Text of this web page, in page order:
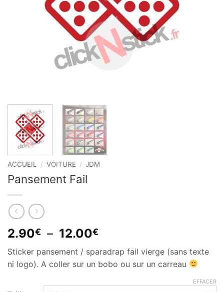
ACCUEIL / VOITURE / JDM
Pansement Fail
2.90€ – 12.00€Plage
prix :
2.90€
Sticker pansement / sparadrap fail vierge (sans texte
ni logo). A coller sur un bobo ou sur un carreau
EFFACER